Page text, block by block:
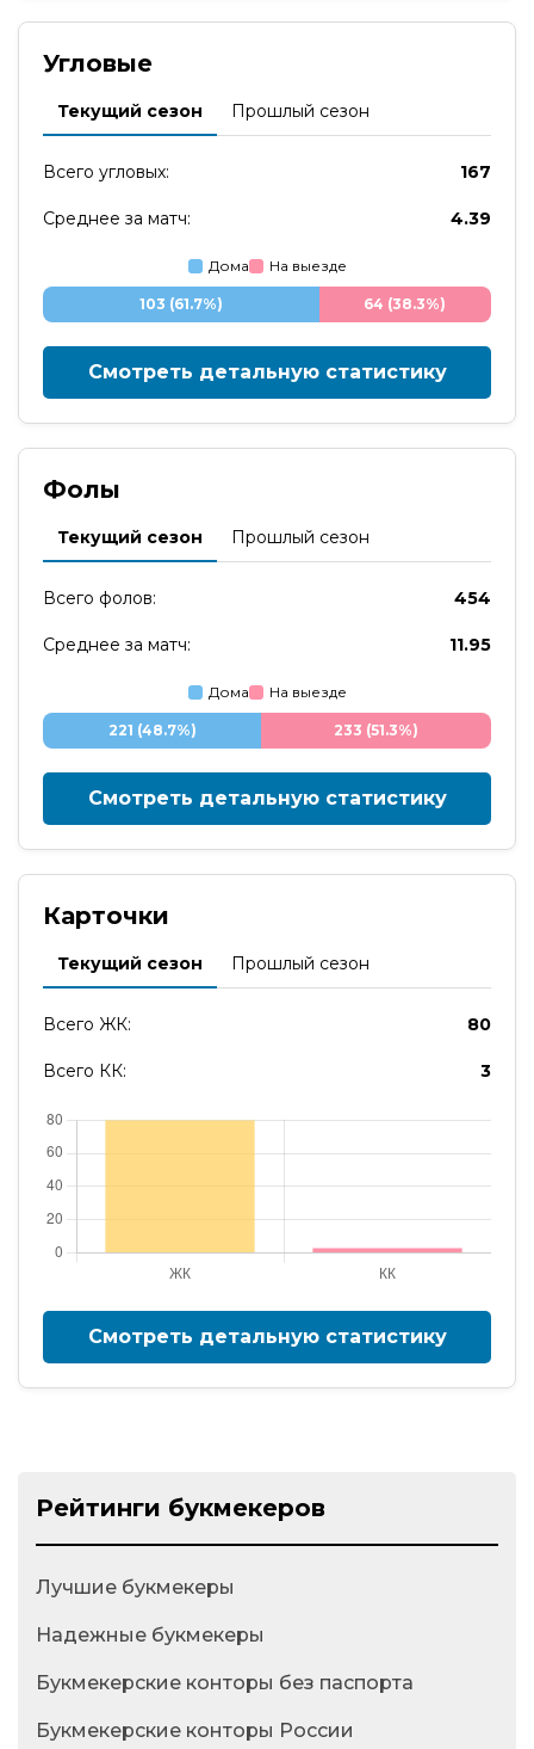
Угловые
Текущий сезон Прошлый сезон
Всего угловых: 167
Среднее за матч: 4.39
Дома На выезде
103 (61.7%) 64 (38.3%)
Смотреть детальную статистику
Фолы
Текущий сезон Прошлый сезон
Всего фолов: 454
Среднее за матч: 11.95
Дома На выезде
221 (48.7%) 233 (51.3%)
Смотреть детальную статистику
Карточки
Текущий сезон Прошлый сезон
Всего ЖК: 80
Всего КК: 3
Смотреть детальную статистику
Рейтинги букмекеров
Лучшие букмекеры
Надежные букмекеры
Букмекерские конторы без паспорта
Букмекерские конторы России